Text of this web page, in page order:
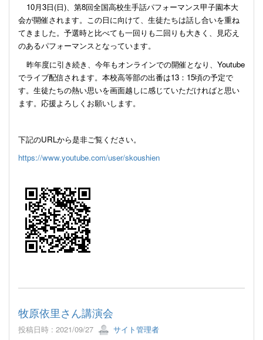
10月3日(日)、第8回全国高校生手話パフォーマンス甲子園本大
会が開催されます。この日に向けて、生徒たちは話し合いを重ね
てきました。予選時と比べても一回りも二回りも大きく、見応え
のあるパフォーマンスとなっています。
昨年度に引き続き、今年もオンラインでの開催となり、 Youtube
でライブ配信されます。本校高等部の出番は13 ： 15頃の予定で
す。生徒たちの熱い思いを画面越しに感じていただければと思い
ます。応援よろしくお願いします。
下記のURLから是非ご覧ください。
https://www.youtube.com/user/skoushien
牧原依里さん講演会
投稿日時 : 2021/09/27 サイト管理者